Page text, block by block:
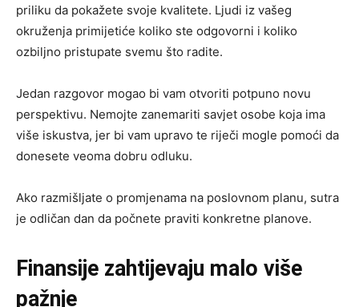
priliku da pokažete svoje kvalitete. Ljudi iz vašeg
okruženja primijetiće koliko ste odgovorni i koliko
ozbiljno pristupate svemu što radite.
Jedan razgovor mogao bi vam otvoriti potpuno novu
perspektivu. Nemojte zanemariti savjet osobe koja ima
više iskustva, jer bi vam upravo te riječi mogle pomoći da
donesete veoma dobru odluku.
Ako razmišljate o promjenama na poslovnom planu, sutra
je odličan dan da počnete praviti konkretne planove.
Finansije zahtijevaju malo više
pažnje